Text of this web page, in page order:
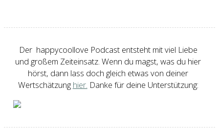
Der happycoollove Podcast entsteht mit viel Liebe
und großem Zeiteinsatz. Wenn du magst, was du hier
hörst, dann lass doch gleich etwas von deiner
Wertschätzung hier. Danke für deine Unterstützung: